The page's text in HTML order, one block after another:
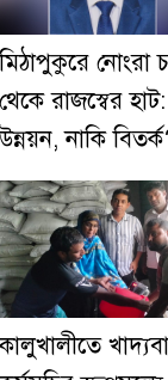
নোংরা
থেকে রাজস্বের হাট:
নাকি